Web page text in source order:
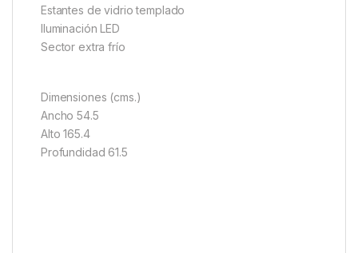
Estantes de vidrio templado
Iluminación LED
Sector extra frío
Dimensiones (cms.)
Ancho 54.5
Alto 165.4
Profundidad 61.5